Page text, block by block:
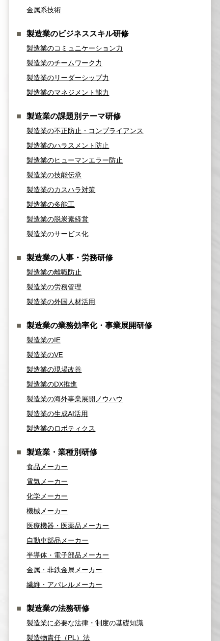
金属系技術
製造業のビジネススキル研修
製造業のコミュニケーション力
製造業のチームワーク力
製造業のリーダーシップ力
製造業のマネジメント能力
製造業の課題別テーマ研修
製造業の不正防止・コンプライアンス
製造業のハラスメント防止
製造業のヒューマンエラー防止
製造業の技能伝承
製造業のカスハラ対策
製造業の多能工
製造業の脱炭素経営
製造業のサービス化
製造業の人事・労務研修
製造業の離職防止
製造業の労務管理
製造業の外国人材活用
製造業の業務効率化・事業展開研修
製造業のIE
製造業のVE
製造業の現場改善
製造業のDX推進
製造業の海外事業展開ノウハウ
製造業の生成AI活用
製造業のロボティクス
製造業・業種別研修
食品メーカー
電気メーカー
化学メーカー
機械メーカー
医療機器・医薬品メーカー
自動車部品メーカー
半導体・電子部品メーカー
金属・非鉄金属メーカー
繊維・アパレルメーカー
製造業の法務研修
製造業に必要な法律・制度の基礎知識
製造物責任（PL）法